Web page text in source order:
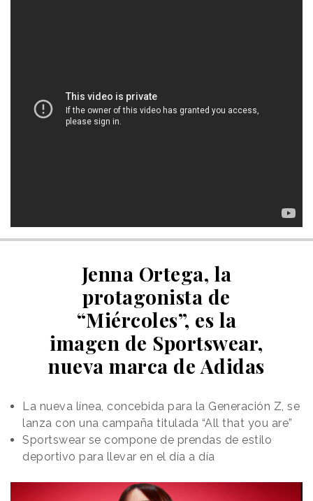
Jenna Ortega, la
protagonista de
“Miércoles”, es la
imagen de Sportswear,
nueva marca de Adidas
La nueva línea, concebida para la Generación Z, se
lanza con una campaña titulada “All that you are”
Sportswear se compone de prendas de estilo
deportivo para llevar en el día a día